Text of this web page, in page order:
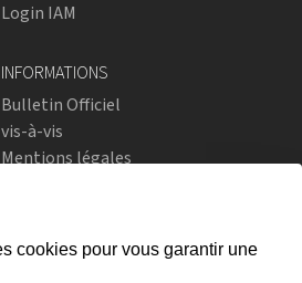
Login IAM
INFORMATIONS
Bulletin Officiel
vis-à-vis
Mentions légales